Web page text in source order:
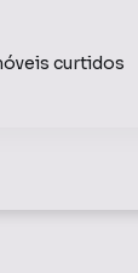
curtidos